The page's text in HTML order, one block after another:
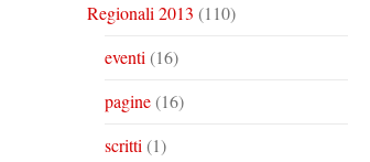
Regionali 2013 (110)
eventi (16)
pagine(16)
scritti (1)